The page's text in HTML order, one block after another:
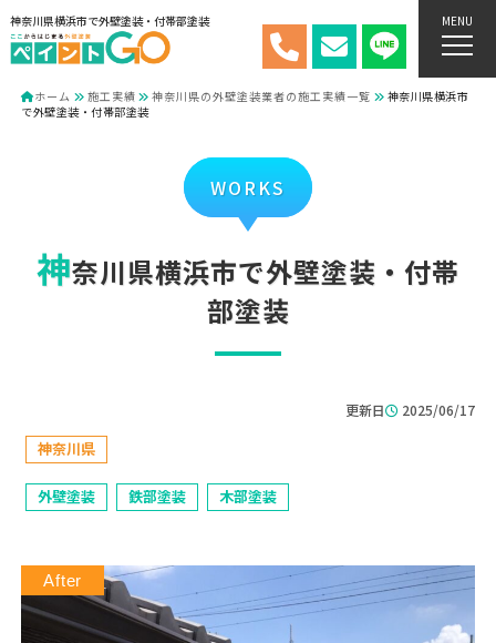
神奈川県横浜市で外壁塗装・付帯部塗装 MENU
ホーム 施工実績 神奈川県の外壁塗装業者の施工実績一覧
神奈川県横浜市
で外壁塗装・付帯部塗装
WORKS
神奈川県横浜市で外壁塗装・付帯
部塗装
更新日 2025/06/17
神奈川県
外壁塗装 鉄部塗装 木部塗装